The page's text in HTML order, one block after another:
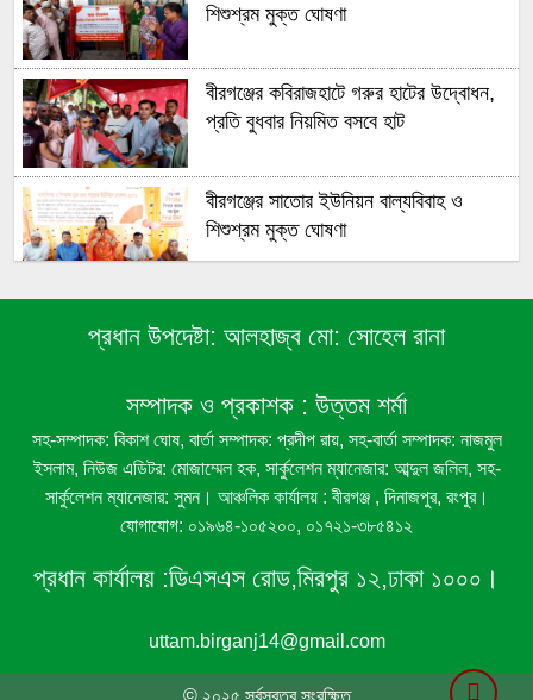
শিশুশ্রম মুক্ত ঘোষণা
বীরগঞ্জের কবিরাজহাটে গরুর হাটের উদ্বোধন,
প্রতি বুধবার নিয়মিত বসবে হাট
বীরগঞ্জের সাতোর ইউনিয়ন বাল্যবিবাহ ও
শিশুশ্রম মুক্ত ঘোষণা
শিশুশ্রম মুক্ত ঘোষণা
বীরগঞ্জে রেকর্ডীয় রাস্তা দখলের অভিযোগ, ঘর
নির্মাণ নিয়ে দুই পক্ষের পাল্টাপাল্টি দাবি
বীরগঞ্জে লাউগাছের জাঙ্গি কাটার অভিযোগ
বীরগঞ্জে গ্রাম বাংলার ঐতিহ্যবাহী ‘সাপ দিয়ে
পাতা’ খেলা অনুষ্ঠিত
প্রধান উপদেষ্টা: আলহাজ্ব মো: সোহেল রানা
সম্পাদক ও প্রকাশক : উত্তম শর্মা
সহ-সম্পাদক: বিকাশ ঘোষ, বার্তা সম্পাদক: প্রদীপ রায়, সহ-বার্তা সম্পাদক: নাজমুল
ইসলাম, নিউজ এডিটর: মোজাম্মেল হক, সার্কুলেশন ম্যানেজার: আব্দুল জলিল, সহ-
সার্কুলেশন ম্যানেজার: সুমন। আঞ্চলিক কার্যালয় : বীরগঞ্জ , দিনাজপুর, রংপুর।
যোগাযোগ: ০১৯৬৪-১০৫২০০, ০১৭২১-৩৮৫৪১২
প্রধান কার্যালয় :ডিএসএস রোড,মিরপুর ১২,ঢাকা ১০০০।
uttam.birganj14@gmail.com